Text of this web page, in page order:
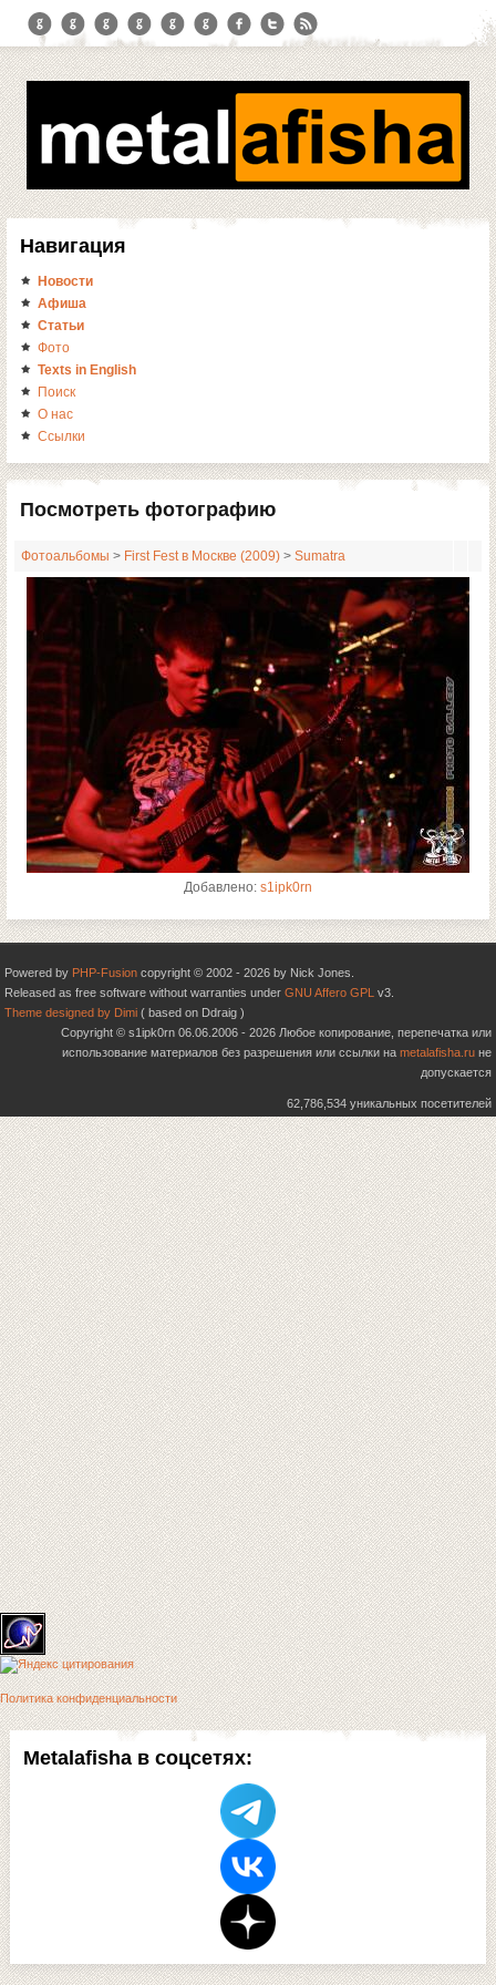
Metalafisha в соцсетях:
Навигация
Новости
Афиша
Статьи
Фото
Texts in English
Поиск
О нас
Ссылки
Посмотреть фотографию
Фотоальбомы > First Fest в Москве (2009) > Sumatra
Добавлено: s1ipk0rn
Powered by PHP-Fusion copyright © 2002 - 2026 by Nick Jones.
Released as free software without warranties under GNU Affero GPL v3.
Theme designed by Dimi ( based on Ddraig )
Copyright © s1ipk0rn 06.06.2006 - 2026 Любое копирование, перепечатка или
использование материалов без разрешения или ссылки на metalafisha.ru не
допускается
62,786,534 уникальных посетителей
Политика конфиденциальности